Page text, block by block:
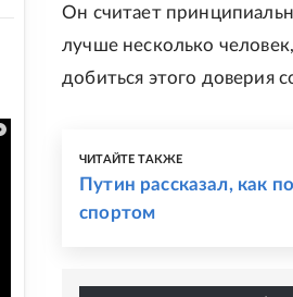
Он считает
лучше несколько
добиться этого доверия
ЧИТАЙТЕ ТАКЖЕ
Путин рассказал, как
спортом